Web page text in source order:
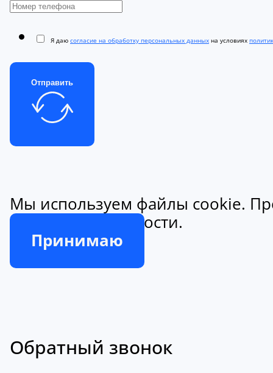
Я даю согласие на обработку персональных данных на условиях
Отправить
Мы используем файлы cookie.
конфиденциальности.
Принимаю
Обратный звонок